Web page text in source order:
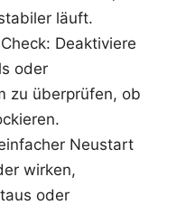
läuft.
Deaktiviere
oder
zu überprüfen, ob
Neustart
wirken,
oder